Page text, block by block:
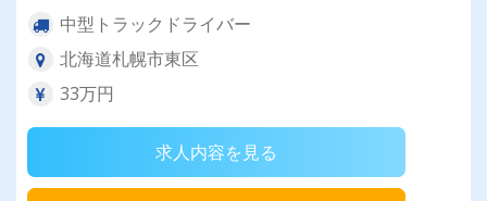
中型トラックドライバー
北海道札幌市東区
33万円
求人内容を見る